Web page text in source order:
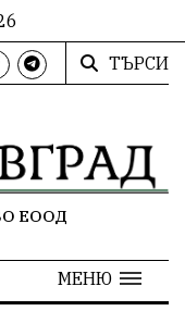
ТЪРСИ
ЕООД
МЕНЮ